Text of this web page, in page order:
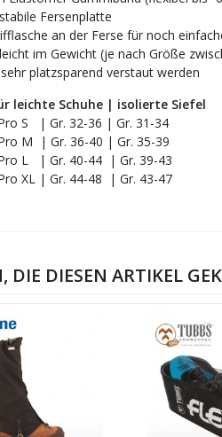
Fersenplatte
an der Ferse für noch
im Gewicht (je nach Größe
platzsparend verstaut werden
leichte Schuhe | isolierte Siefel
S | Gr. 32-36 | Gr. 31-34
M | Gr. 36-40 | Gr. 35-39
L | Gr. 40-44 | Gr. 39-43
XL | Gr. 44-48 | Gr. 43-47
DIE DIESEN ARTIKEL